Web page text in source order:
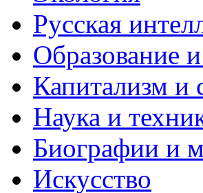
Русская
Образование
Капитализм и
Наука и
Биографии и
Искусство